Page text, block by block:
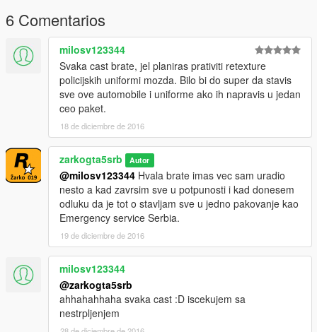
6 Comentarios
milosv123344
Svaka cast brate, jel planiras prativiti retexture
policijskih uniformi mozda. Bilo bi do super da stavis
sve ove automobile i uniforme ako ih napravis u jedan
ceo paket.
18 de diciembre de 2016
zarkogta5srb Autor
@milosv123344 Hvala brate imas vec sam uradio
nesto a kad zavrsim sve u potpunosti i kad donesem
odluku da je tot o stavljam sve u jedno pakovanje kao
Emergency service Serbia.
19 de diciembre de 2016
milosv123344
@zarkogta5srb
ahhahahhaha svaka cast :D iscekujem sa
nestrpljenjem